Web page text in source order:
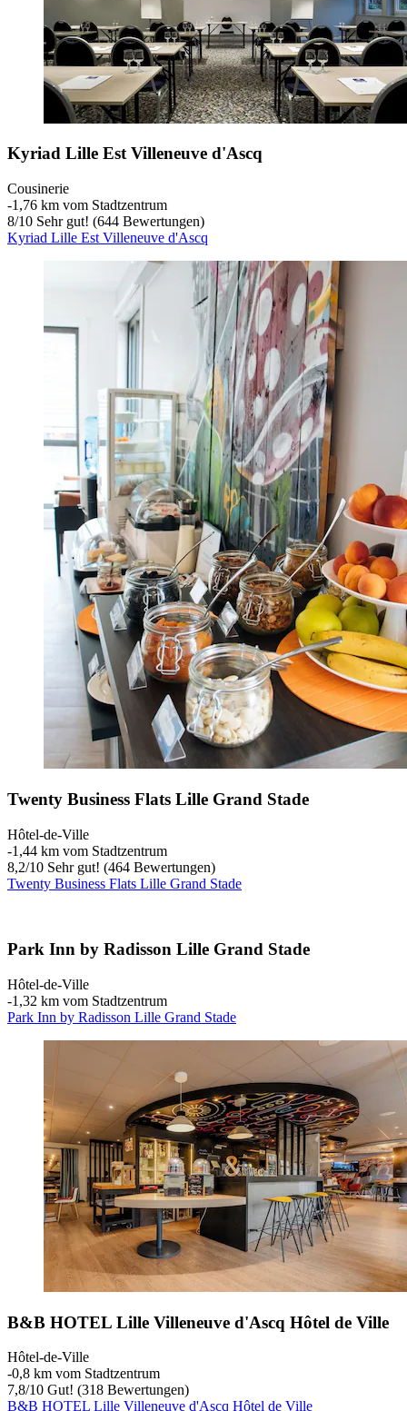
Kyriad Lille Est Villeneuve d'Ascq
Cousinerie
‐1,76 km vom Stadtzentrum
8/10 Sehr gut! (644 Bewertungen)
Kyriad Lille Est Villeneuve d'Ascq
Twenty Business Flats Lille Grand Stade
Hôtel-de-Ville
‐1,44 km vom Stadtzentrum
8,2/10 Sehr gut! (464 Bewertungen)
Twenty Business Flats Lille Grand Stade
Park Inn by Radisson Lille Grand Stade
Hôtel-de-Ville
‐1,32 km vom Stadtzentrum
Park Inn by Radisson Lille Grand Stade
B&B HOTEL Lille Villeneuve d'Ascq Hôtel de Ville
Hôtel-de-Ville
‐0,8 km vom Stadtzentrum
7,8/10 Gut! (318 Bewertungen)
B&B HOTEL Lille Villeneuve d'Ascq Hôtel de Ville